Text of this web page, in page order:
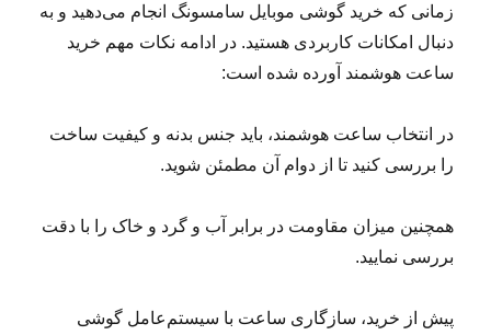
زمانی که خرید گوشی موبایل سامسونگ انجام می‌دهید و به
دنبال امکانات کاربردی هستید. در ادامه نکات مهم خرید
ساعت هوشمند آورده شده است:
در انتخاب ساعت هوشمند، باید جنس بدنه و کیفیت ساخت
را بررسی کنید تا از دوام آن مطمئن شوید.
همچنین میزان مقاومت در برابر آب و گرد و خاک را با دقت
بررسی نمایید.
پیش از خرید، سازگاری ساعت با سیستم‌عامل گوشی